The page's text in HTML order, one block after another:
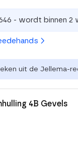
- wordt binnen 2
uit de Jellema-
4B Gevels